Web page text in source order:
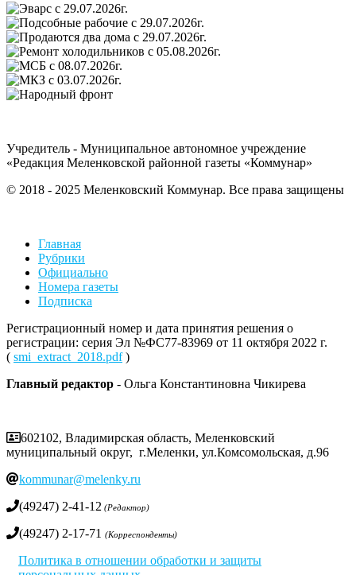
Учредитель - Муниципальное автономное учреждение
«Редакция Меленковской районной газеты «Коммунар»
© 2018 - 2025 Меленковский Коммунар. Все права защищены
Главная
Рубрики
Официально
Номера газеты
Подписка
Регистрационный номер и дата принятия решения о
регистрации: серия Эл №ФС77-83969 от 11 октября 2022 г.
( smi_extract_2018.pdf)
Главный редактор - Ольга Константиновна Чикирева
602102, Владимирская область, Меленковский
муниципальный округ, г.Меленки, ул.Комсомольская, д.96
kommunar@melenky.ru
(49247) 2-41-12 (Редактор)
(49247) 2-17-71 (Корреспонденты)
Политика в отношении обработки и защиты